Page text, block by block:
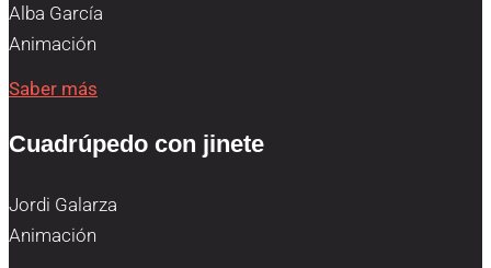
Alba García
Animación
Saber más
Cuadrúpedo con jinete
Jordi Galarza
Animación